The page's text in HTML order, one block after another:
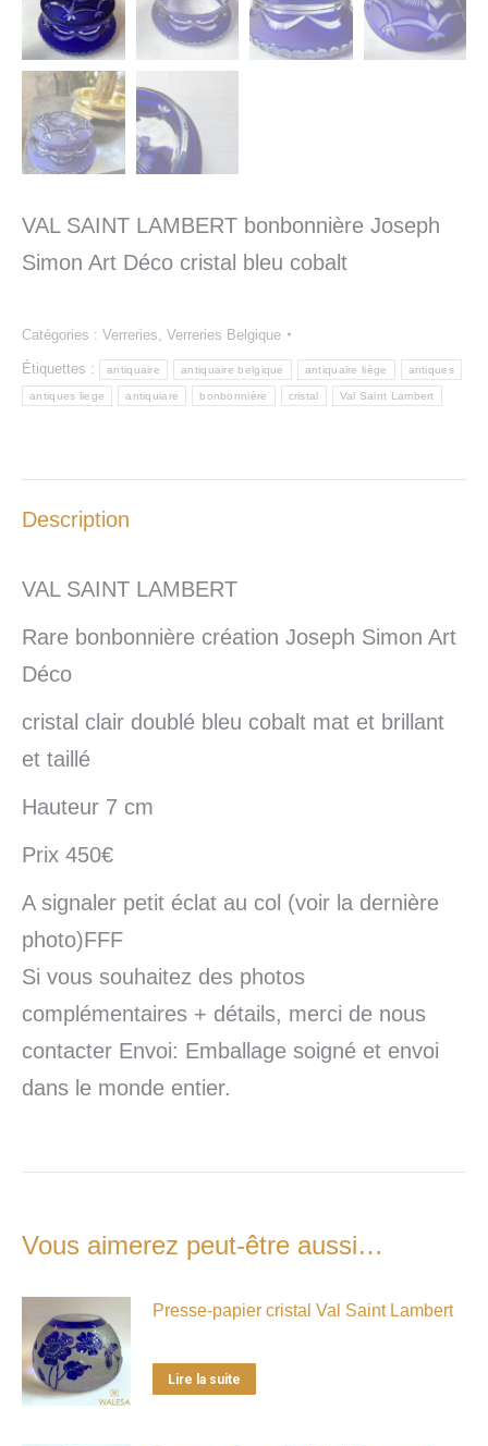
VAL SAINT LAMBERT bonbonnière Joseph
Simon Art Déco cristal bleu cobalt
Catégories : Verreries Verreries Belgique
Étiquettes : antiquaire antiquaire belgique antiquaire liège antiques
antiques liege antiquiare bonbonnière cristal Val Saint Lambert
Description
VAL SAINT LAMBERT
Rare bonbonnière création Joseph Simon Art
Déco
cristal clair doublé bleu cobalt mat et brillant
et taillé
Hauteur 7 cm
Prix 450€
A signaler petit éclat au col (voir la dernière
photo)FFF
Si vous souhaitez des photos
complémentaires + détails, merci de nous
contacter Envoi: Emballage soigné et envoi
dans le monde entier.
Vous aimerez peut-être aussi…
Presse-papier cristal Val Saint Lambert
Lire la suite